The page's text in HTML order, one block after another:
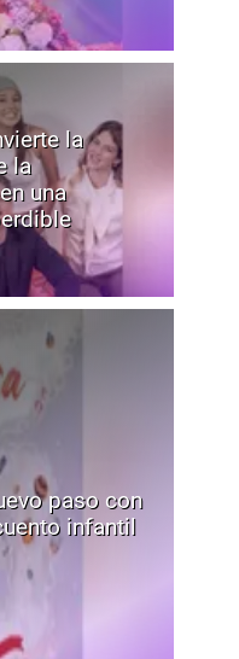
la
la
una
paso con
infantil